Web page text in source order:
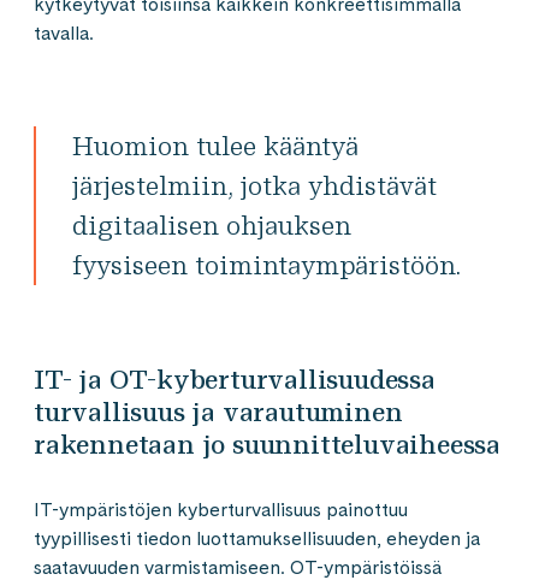
tavalla.
Huomion tulee kääntyä
järjestelmiin, jotka yhdistävät
digitaalisen ohjauksen
fyysiseen toimintaympäristöön.
IT- ja OT-kyberturvallisuudessa
turvallisuus ja varautuminen
rakennetaan jo suunnitteluvaiheessa
IT-ympäristöjen kyberturvallisuus painottuu
tyypillisesti tiedon luottamuksellisuuden, eheyden ja
saatavuuden varmistamiseen. OT-ympäristöissä